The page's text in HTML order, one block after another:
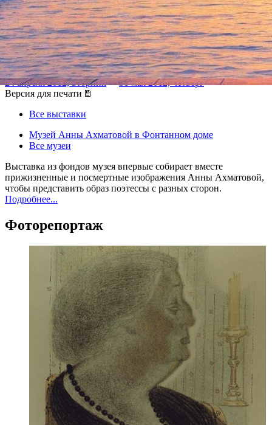
Анна Ахматова. Мифология
образа
24 апреля 2012, вторник-31 мая 2012, четверг
Версия для печати
Все выставки
Музей Анны Ахматовой в Фонтанном доме
Все музеи
Выставка из фондов музея впервые собирает вместе
прижизненные и посмертные изображения Анны Ахматовой,
чтобы представить образ поэтессы с разных сторон.
Подробнее...
Фоторепортаж